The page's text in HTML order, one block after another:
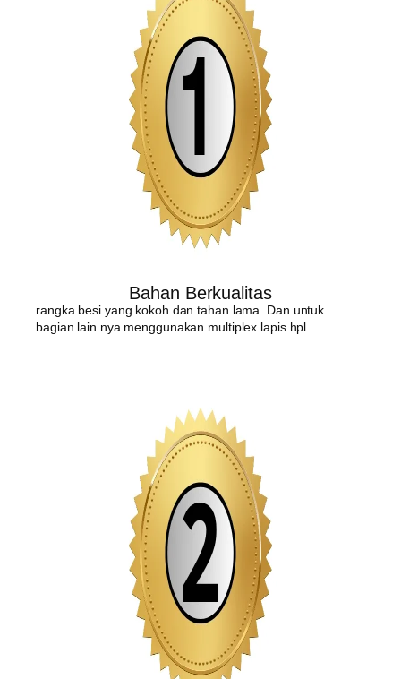
Bahan Berkualitas
rangka besi yang kokoh dan tahan lama. Dan untuk
bagian lain nya menggunakan multiplex lapis hpl